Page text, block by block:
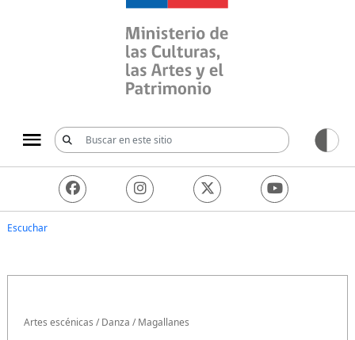
Ministerio de las
Escuchar
Artes escénicas /Danza /Magallanes